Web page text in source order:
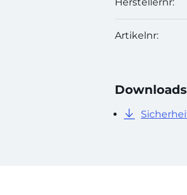
Artikelnr:
Downloads